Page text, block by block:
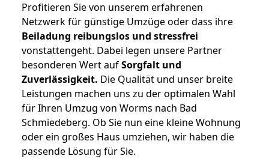
Profitieren Sie von unserem erfahrenen
Netzwerk für günstige Umzüge oder dass ihre
Beiladung reibungslos und stressfrei
vonstattengeht. Dabei legen unsere Partner
besonderen Wert aufSorgfalt und
Zuverlässigkeit. Die Qualität und unser breite
Leistungen machen uns zu der optimalen Wahl
für Ihren Umzug von Worms nach Bad
Schmiedeberg. Ob Sie nun eine kleine Wohnung
oder ein großes Haus umziehen, wir haben die
passende Lösung für Sie.